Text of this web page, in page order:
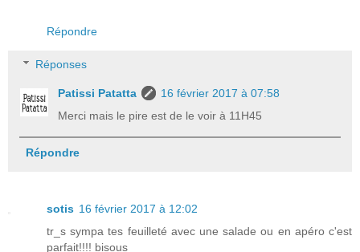
Répondre
Réponses
Patissi Patatta
16 février 2017 à 07:58
Merci mais le pire est de le voir à 11H45
Répondre
sotis 16 février 2017 à 12:02
tr_s sympa tes feuilleté avec une salade ou en apéro c'est
parfait!!!! bisous